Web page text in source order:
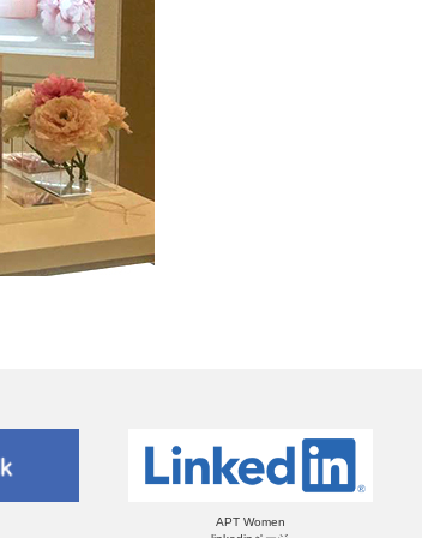
APT Women